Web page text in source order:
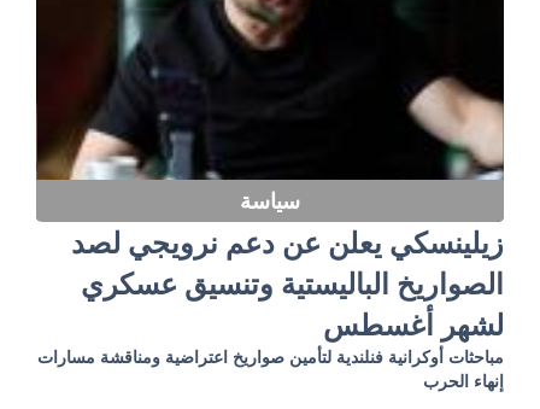
سياسة
زيلينسكي يعلن عن دعم نرويجي لصد
الصواريخ الباليستية وتنسيق عسكري
لشهر أغسطس
مباحثات أوكرانية فنلندية لتأمين صواريخ اعتراضية ومناقشة مسارات
إنهاء الحرب